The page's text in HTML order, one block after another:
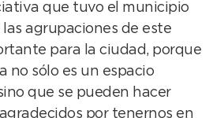
que tuvo el municipio
agrupaciones de este
para la ciudad, porque
no sólo es un espacio
que se pueden hacer
por tenernos en